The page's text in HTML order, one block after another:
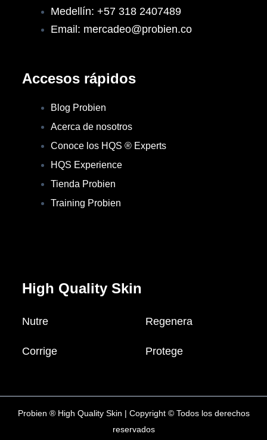
Medellín: +57 318 2407489
Email: mercadeo@probien.co
Accesos rápidos
Blog Probien
Acerca de nosotros
Conoce los HQS ® Experts
HQS Experience
Tienda Probien
Training Probien
High Quality Skin
Nutre Regenera
Corrige Protege
Probien ® High Quality Skin | Copyright © Todos los derechos
reservados